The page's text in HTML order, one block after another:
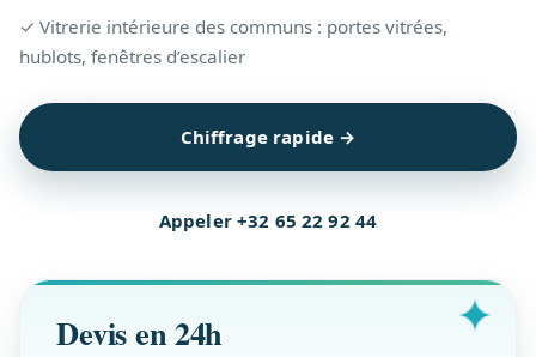
✓ Vitrerie intérieure des communs : portes vitrées,
hublots, fenêtres d’escalier
Chiffrage rapide →
Appeler +32 65 22 92 44
Devis en 24h